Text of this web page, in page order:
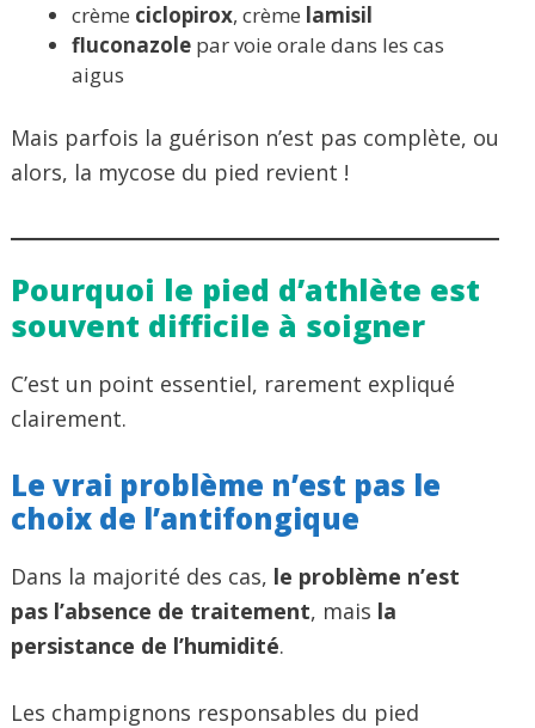
crème ciclopirox, crème lamisil
fluconazole par voie orale dans les cas
aigus
Mais parfois la guérison n’est pas complète, ou
alors, la mycose du pied revient !
Pourquoi le pied d’athlète est
souvent difficile à soigner
C’est un point essentiel, rarement expliqué
clairement.
Le vrai problème n’est pas le
choix de l’antifongique
Dans la majorité des cas, le problème n’est
pas l’absence de traitement, mais la
persistance de l’humidité.
Les champignons responsables du pied